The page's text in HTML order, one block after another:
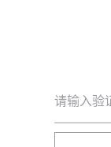
请输入验